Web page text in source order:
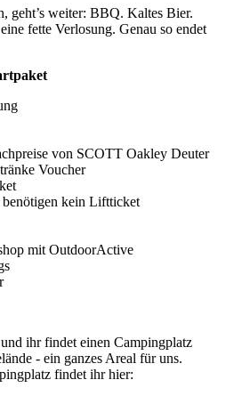
geht’s weiter: BBQ. Kaltes Bier.
fette Verlosung. Genau so endet
von SCOTT Oakley Deuter
Voucher
kein Liftticket
mit OutdoorActive
ihr findet einen Campingplatz
- ein ganzes Areal für uns.
findet ihr hier: